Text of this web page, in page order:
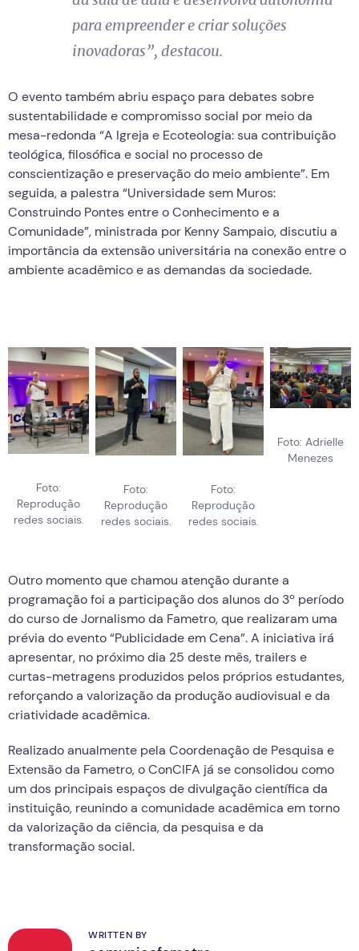
para empreender e criar soluções
inovadoras”, destacou.
O evento também abriu espaço para debates sobre
sustentabilidade e compromisso social por meio da
mesa-redonda “A Igreja e Ecoteologia: sua contribuição
teológica, filosófica e social no processo de
conscientização e preservação do meio ambiente”. Em
seguida, a palestra “Universidade sem Muros:
Construindo Pontes entre o Conhecimento e a
Comunidade”, ministrada por Kenny Sampaio, discutiu a
importância da extensão universitária na conexão entre o
ambiente acadêmico e as demandas da sociedade.
Foto:
Reprodução
redes sociais.
Foto:
Reprodução
redes sociais.
Foto:
Reprodução
redes sociais.
Foto: Adrielle
Menezes
Outro momento que chamou atenção durante a
programação foi a participação dos alunos do 3º período
do curso de Jornalismo da Fametro, que realizaram uma
prévia do evento “Publicidade em Cena”. A iniciativa irá
apresentar, no próximo dia 25 deste mês, trailers e
curtas-metragens produzidos pelos próprios estudantes,
reforçando a valorização da produção audiovisual e da
criatividade acadêmica.
Realizado anualmente pela Coordenação de Pesquisa e
Extensão da Fametro, o ConCIFA já se consolidou como
um dos principais espaços de divulgação científica da
instituição, reunindo a comunidade acadêmica em torno
da valorização da ciência, da pesquisa e da
transformação social.
WRITTEN BY